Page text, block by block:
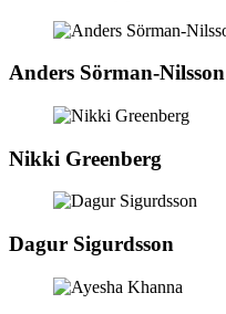
Anders Sörman-Nilsson
Nikki Greenberg
Dagur Sigurdsson